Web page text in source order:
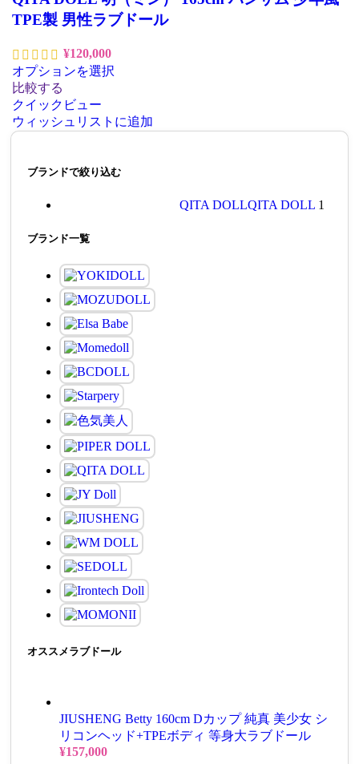
TPE製 男性ラブドール
¥120,000
オプションを選択
比較する
クイックビュー
ウィッシュリストに追加
ブランドで絞り込む
QITA DOLLQITA DOLL 1
ブランド一覧
オススメラブドール
JIUSHENG Betty 160cm Dカップ 純真 美少女 シ
リコンヘッド+TPEボディ 等身大ラブドール
¥157,000